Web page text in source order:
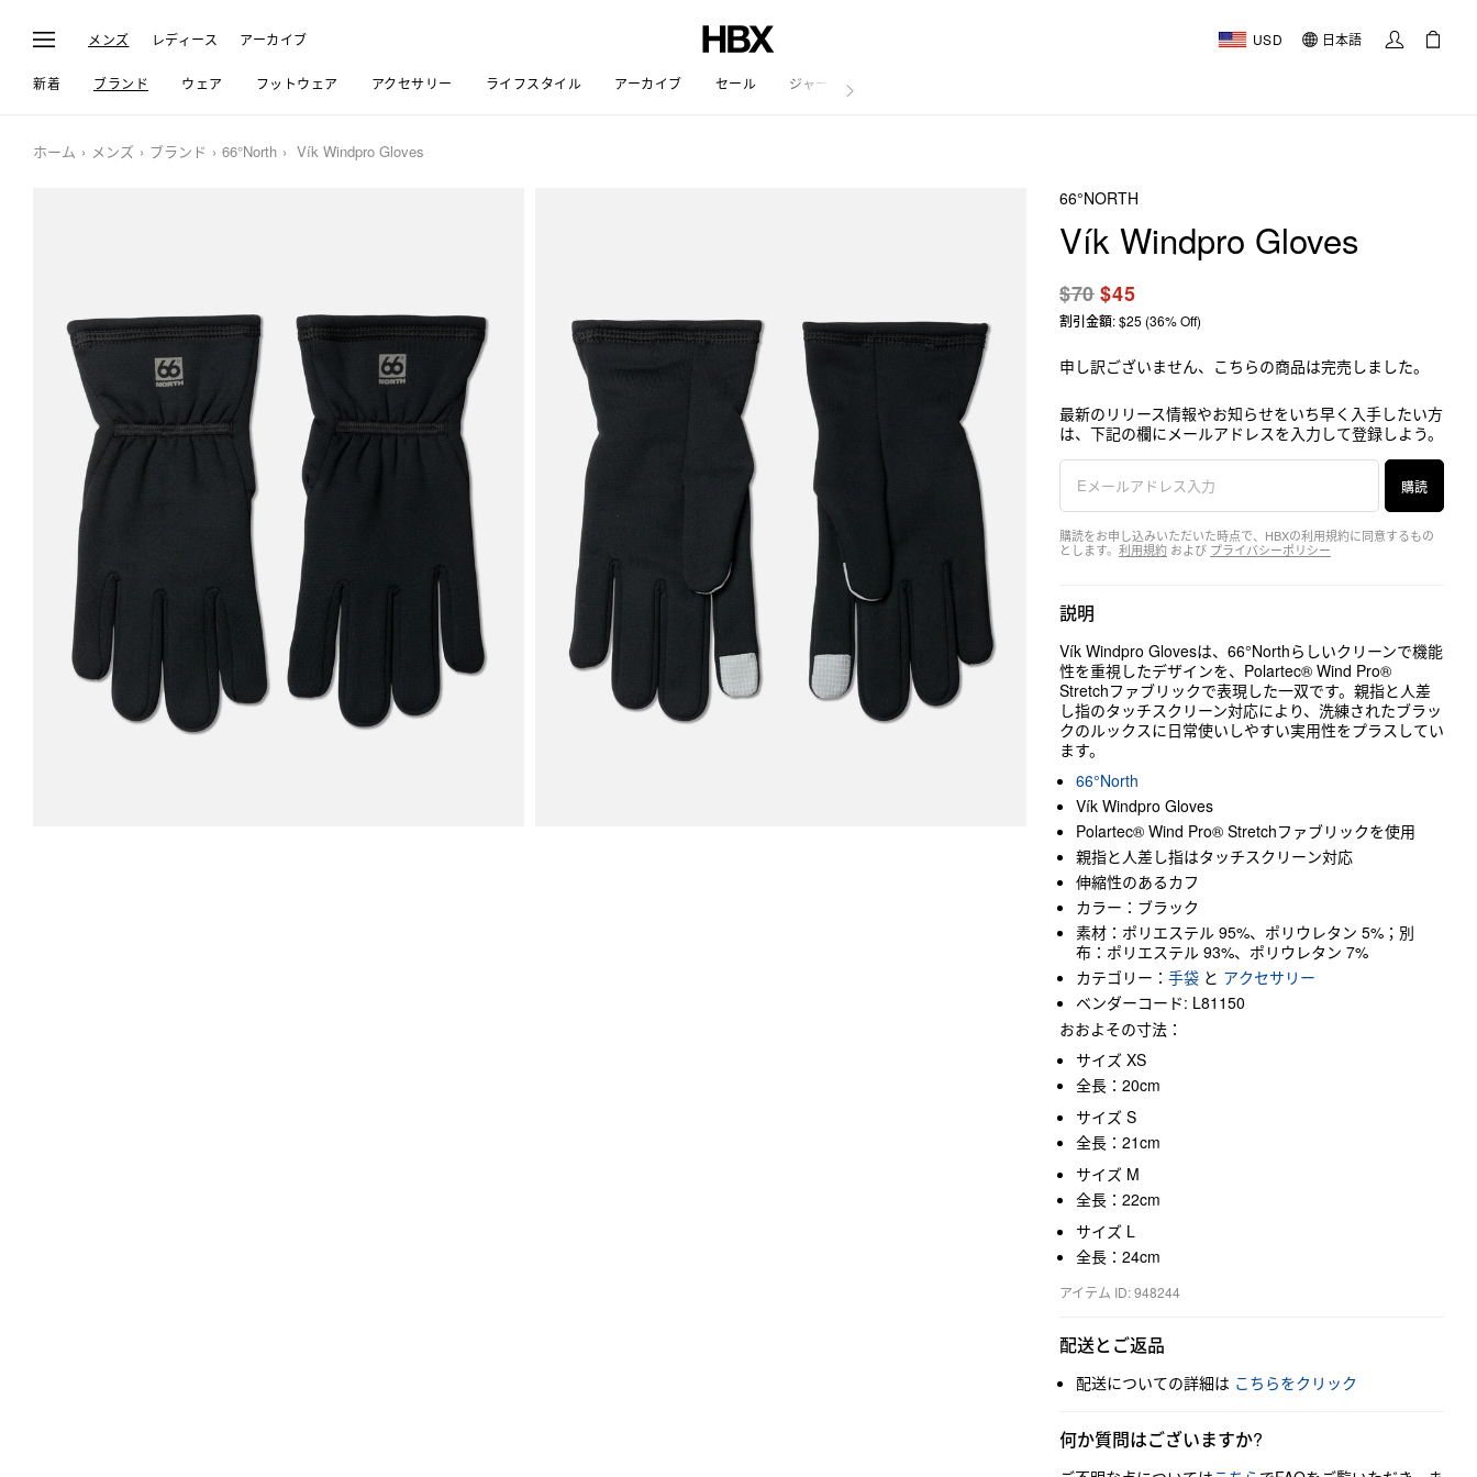
メンズ レディース アーカイブ USD 日本語
新着 ブランド ウェア フットウェア アクセサリー ライフスタイル アーカイブ セール ジャーナル
ホーム メンズ ブランド 66°North Vík Windpro Gloves
66°NORTH
Vík Windpro Gloves
$70$45
割引金額: $25 (36% Off)
申し訳ございません、こちらの商品は完売しました。
最新のリリース情報やお知らせをいち早く入手したい方
は、下記の欄にメールアドレスを入力して登録しよう。
購読
購読をお申し込みいただいた時点で、HBXの利用規約に同意するもの
とします。 利用規約 および プライバシーポリシー
説明
Vík Windpro Glovesは、66°Northらしいクリーンで機能
性を重視したデザインを、Polartec® Wind Pro®
Stretchファブリックで表現した一双です。親指と人差
し指のタッチスクリーン対応により、洗練されたブラッ
クのルックスに日常使いしやすい実用性をプラスしてい
ます。
66°North
Vík Windpro Gloves
Polartec® Wind Pro® Stretchファブリックを使用
親指と人差し指はタッチスクリーン対応
伸縮性のあるカフ
カラー：ブラック
素材：ポリエステル 95%、ポリウレタン 5%；別
布：ポリエステル 93%、ポリウレタン 7%
カテゴリー： 手袋 と アクセサリー
ベンダーコード: L81150
おおよその寸法：
サイズ XS
全長：20cm
サイズ S
全長：21cm
サイズ M
全長：22cm
サイズ L
全長：24cm
アイテム ID: 948244
配送とご返品
配送についての詳細は こちらをクリック
何か質問はございますか?